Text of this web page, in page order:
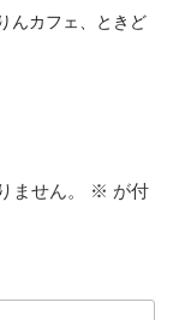
んカフェ、ときど
ません。 ※ が付